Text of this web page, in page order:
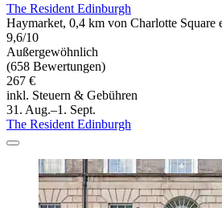
The Resident Edinburgh
Haymarket, 0,4 km von Charlotte Square
9,6/10
Außergewöhnlich
(658 Bewertungen)
267 €
inkl. Steuern & Gebühren
31. Aug.–1. Sept.
The Resident Edinburgh